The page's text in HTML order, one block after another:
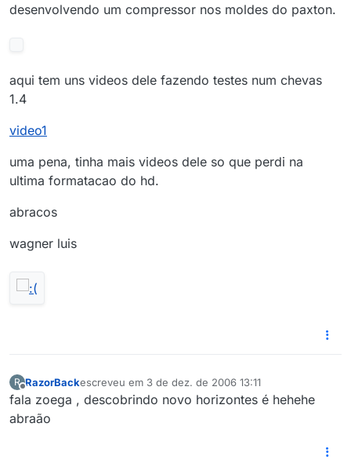
desenvolvendo um compressor nos moldes do paxton.
aqui tem uns videos dele fazendo testes num chevas
1.4
video1
uma pena, tinha mais videos dele so que perdi na
ultima formatacao do hd.
abracos
wagner luis
R
Offline
RazorBackescreveu em 3 de dez. de 2006 13:11
última edição por
fala zoega , descobrindo novo horizontes é hehehe
abraão